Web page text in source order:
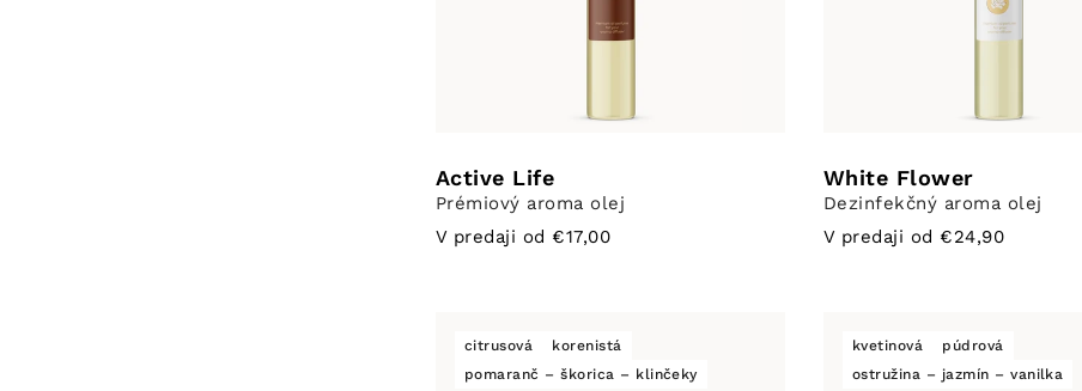
Active Life
Prémiový aroma olej
V predaji od €17,00
White Flower
Dezinfekčný aroma olej
V predaji od €24,90
citrusová
korenistá
pomaranč – škorica – klinčeky
kvetinová
púdrová
ostružina – jazmín – vanilka